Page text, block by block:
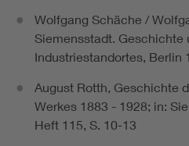
Wolfgang Schäche /
Siemensstadt. Geschichte
Industriestandortes, Berlin
August Rotth, Geschichte
Werkes 1883 - 1928; in:
Heft 115, S. 10-13